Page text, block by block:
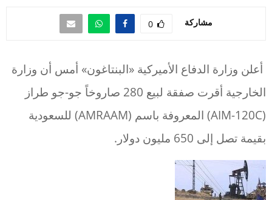
مشاركة 0
أعلن وزارة الدفاع الأميركية «البنتاغون» أمس أن وزارة
الخارجية أقرت صفقة لبيع 280 صاروخاً جو-جو طراز
(AIM-120C) المعروفة باسم (AMRAAM) للسعودية
بقيمة تصل إلى 650 مليون دولار.